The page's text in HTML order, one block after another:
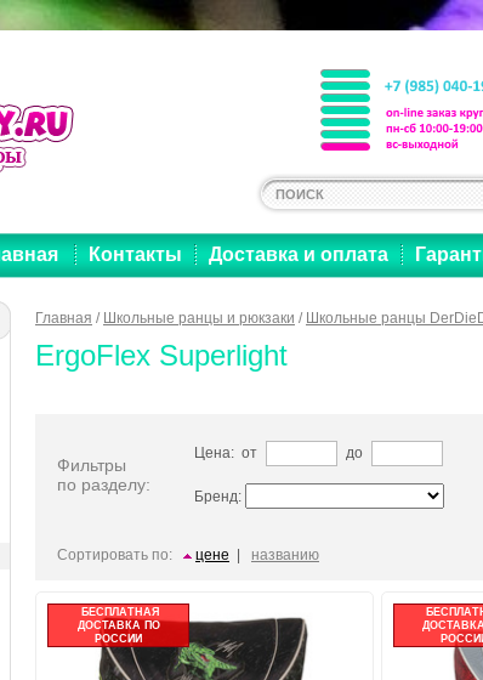
Контакты Доставка и оплата
Главная / Школьные ранцы и рюкзаки / Школьные ранцы
ErgoFlex Superlight
Фильтры
по разделу:
Цена: от до
Бренд:
Сортировать по: цене названию
БЕСПЛАТНАЯ
ДОСТАВКА ПО
РОССИИ